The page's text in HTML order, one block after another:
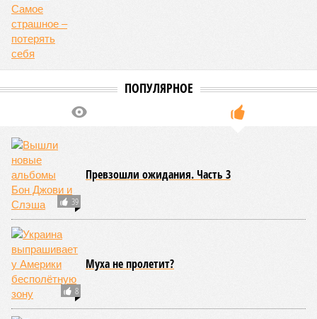
Мирослава Регинская, публицист
– Довольно вероятным представляется вариант
развития событий, при котором после ухода РЖД
железные дороги Армении быстро обретут другого
РЖД совсем без гарантий. В сущности, это очередной
и привычный уже «слив» России бывшими союзниками.
Потерянные нами сателлиты ищут и обретают
новых хозяев, и никакая благодарность или даже
подаренная от щедрот Российского государства
значительная выгода их в этом не могут остановить.
Юрий Баранчик, политолог
– Понятно, почему Пашинян хочет отжать актив
РЖД – в отместку за закрытие российских рынков. Ну
и вообще, чтобы ничего российского в стране не
осталось. Вместе с тем, если маленький Пашинян
отожмёт актив большой РЖД в маленькой Армении,
то о какой результативной внешней политике России
можно будет говорить в принципе?